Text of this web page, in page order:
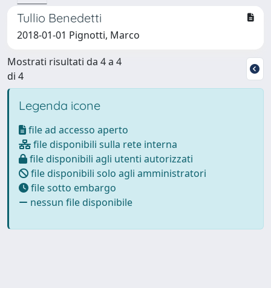
Tullio Benedetti
2018-01-01 Pignotti, Marco
Mostrati risultati da 4 a 4
di 4
Legenda icone
file ad accesso aperto
file disponibili sulla rete interna
file disponibili agli utenti autorizzati
file disponibili solo agli amministratori
file sotto embargo
nessun file disponibile